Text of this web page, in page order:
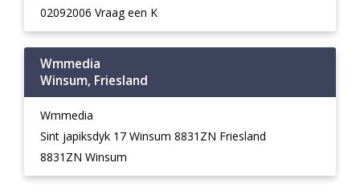
02092006 Vraag een K
Wmmedia
Winsum, Friesland
Wmmedia
Sint japiksdyk 17 Winsum 8831ZN Friesland
8831ZN Winsum